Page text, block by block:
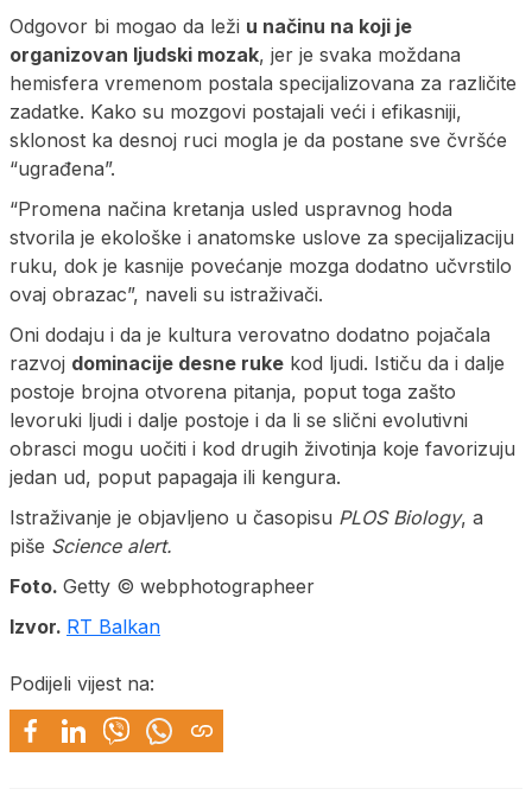
Odgovor bi mogao da leži u načinu na koji je
organizovan ljudski mozak, jer je svaka moždana
hemisfera vremenom postala specijalizovana za različite
zadatke. Kako su mozgovi postajali veći i efikasniji,
sklonost ka desnoj ruci mogla je da postane sve čvršće
“ugrađena”.
“Promena načina kretanja usled uspravnog hoda
stvorila je ekološke i anatomske uslove za specijalizaciju
ruku, dok je kasnije povećanje mozga dodatno učvrstilo
ovaj obrazac”, naveli su istraživači.
Oni dodaju i da je kultura verovatno dodatno pojačala
razvoj dominacije desne ruke kod ljudi. Ističu da i dalje
postoje brojna otvorena pitanja, poput toga zašto
levoruki ljudi i dalje postoje i da li se slični evolutivni
obrasci mogu uočiti i kod drugih životinja koje favorizuju
jedan ud, poput papagaja ili kengura.
Istraživanje je objavljeno u časopisu PLOS Biology, a
piše Science alert.
Foto. Getty © webphotographeer
Izvor. RT Balkan
Podijeli vijest na: